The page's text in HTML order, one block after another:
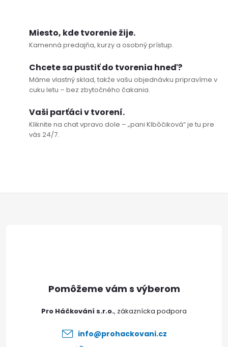
Miesto, kde tvorenie žije.
Kamenná predajňa, kurzy a osobný prístup.
Chcete sa pustiť do tvorenia hneď?
Máme vlastný sklad, takže vašu objednávku pripravíme v
cuku letu – bez zbytočného čakania.
Vaši parťáci v tvorení.
Kliknite na chat vpravo dole – „pani Klbôčiková“ je tu pre
vás 24/7.
Pro Háčkování s.r.o.
info@prohackovani.cz